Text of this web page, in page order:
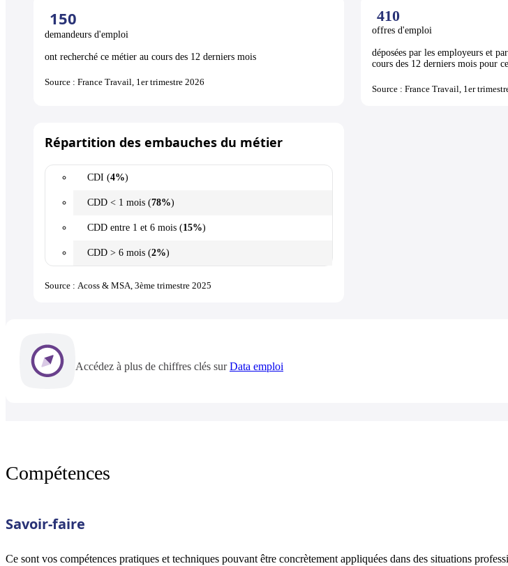
150
demandeurs d'emploi
ont recherché ce métier au cours des 12 derniers mois
Source : France Travail, 1er trimestre 2026
410
offres d'emploi
déposées par les employeurs et
cours des 12 derniers mois pour
Source : France Travail, 1er
Répartition des embauches du métier
CDI (4%)
CDD < 1 mois (78%)
CDD entre 1 et 6 mois (15%)
CDD > 6 mois (2%)
Source : Acoss & MSA, 3ème trimestre 2025
Accédez à plus de chiffres clés surData emploi
Compétences
Savoir-faire
Ce sont vos compétences pratiques et techniques pouvant être concrètement appliquées dans des situations